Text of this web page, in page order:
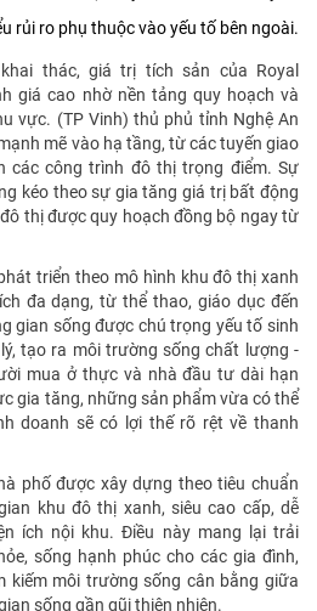
rủi ro phụ thuộc vào yếu tố bên ngoài.
thác, giá trị tích sản của Royal
giá cao nhờ nền tảng quy hoạch và
vực. (TP Vinh) thủ phủ tỉnh Nghệ An
mẽ vào hạ tầng, từ các tuyến giao
các công trình đô thị trọng điểm. Sự
kéo theo sự gia tăng giá trị bất động
thị được quy hoạch đồng bộ ngay từ
triển theo mô hình khu đô thị xanh
đa dạng, từ thể thao, giáo dục đến
gian sống được chú trọng yếu tố sinh
tạo ra môi trường sống chất lượng -
mua ở thực và nhà đầu tư dài hạn
gia tăng, những sản phẩm vừa có thể
doanh sẽ có lợi thế rõ rệt về thanh
phố được xây dựng theo tiêu chuẩn
khu đô thị xanh, siêu cao cấp, dễ
ích nội khu. Điều này mang lại trải
sống hạnh phúc cho các gia đình,
kiếm môi trường sống cân bằng giữa
sống gần gũi thiên nhiên.